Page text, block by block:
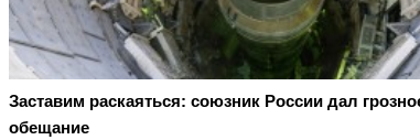
Заставим раскаяться: союзник России дал
обещание